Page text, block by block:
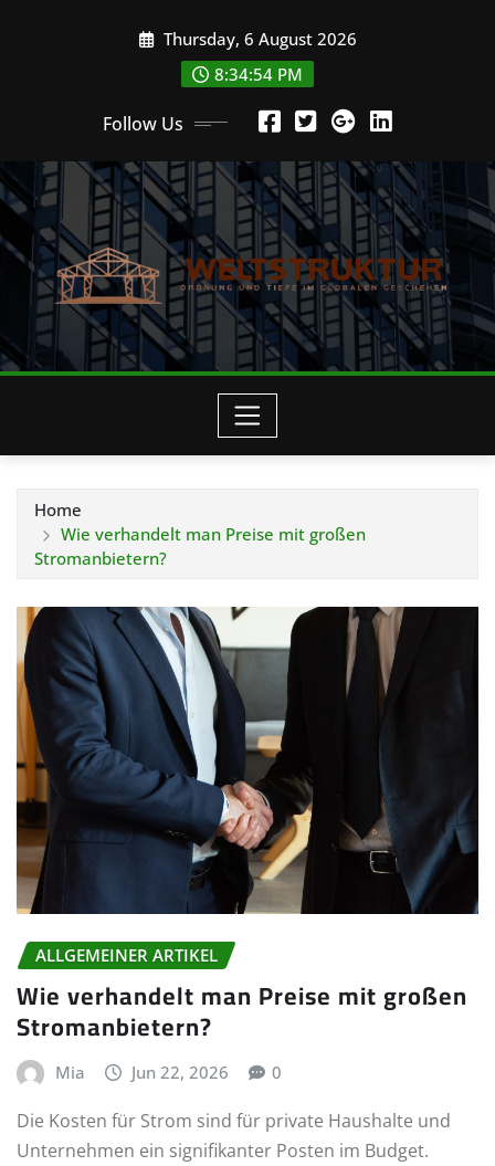
Thursday, 6 August 2026
8:34:54 PM
Follow Us
Home
Wie verhandelt man Preise mit großen
Stromanbietern?
ALLGEMEINER ARTIKEL
Wie verhandelt man Preise mit großen
Stromanbietern?
Mia Jun 22, 2026 0
Die Kosten für Strom sind für private Haushalte und
Unternehmen ein signifikanter Posten im Budget.